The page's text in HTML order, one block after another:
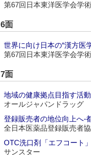
第67回日本東洋医学会学
6面
世界に向け日本の“漢方医
第67回日本東洋医学会学
7面
地域の健康拠点目指す活
オールジャパンドラッグ
登録販売者の地位向上へ‐
全日本医薬品登録販売者
OTC洗口剤「エフコート
サンスター